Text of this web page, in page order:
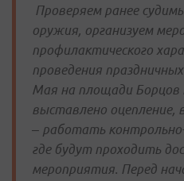
Проверяем ранее
оружия, организуем
профилактического
проведения
Мая на площади Борцов
выставлено оцепление,
– работать
где будут проходить
мероприятия. Перед